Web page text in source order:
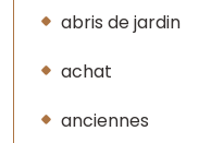
abris de jardin
achat
anciennes